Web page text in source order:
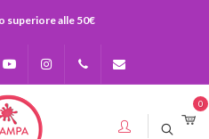
superiore alle 50€
Instagram 0